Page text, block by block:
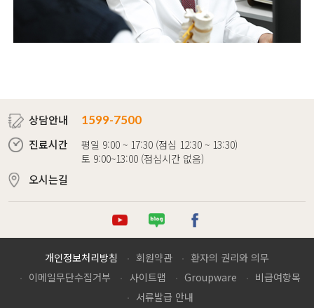
상담안내
1599-7500
진료시간
평일 9:00 ~ 17:30 (점심 12:30 ~ 13:30)
토 9:00~13:00 (점심시간 없음)
오시는길
튜브 로그 이스북
개인정보처리방침 회원약관
환자의 권리와 의무
이메일무단수집거부
사이트맵 Groupware
비급여항목
서류발급 안내